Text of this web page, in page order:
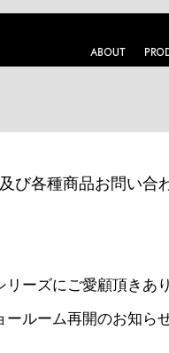
び各種商品お問い合
リーズにご愛顧頂きあ
ールーム再開のお知ら